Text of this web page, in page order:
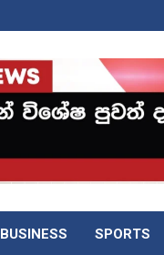
BUSINESS SPORTS